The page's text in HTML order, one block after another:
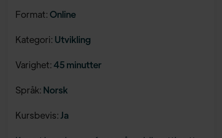
Format: Online
Kategori: Utvikling
Varighet:45 minutter
Språk: Norsk
Kursbevis:Ja